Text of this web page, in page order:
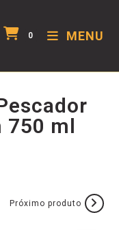
0 MENU
750 ml
Próximo produto